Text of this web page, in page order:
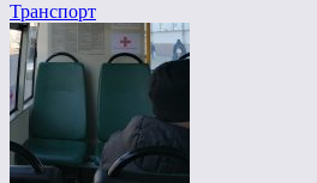
Транспорт